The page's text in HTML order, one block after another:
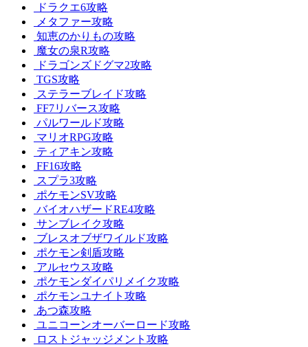
ドラクエ6攻略
メタファー攻略
知恵のかりもの攻略
魔女の泉R攻略
ドラゴンズドグマ2攻略
TGS攻略
ステラーブレイド攻略
FF7リバース攻略
パルワールド攻略
マリオRPG攻略
ティアキン攻略
FF16攻略
スプラ3攻略
ポケモンSV攻略
バイオハザードRE4攻略
サンブレイク攻略
ブレスオブザワイルド攻略
ポケモン剣盾攻略
アルセウス攻略
ポケモンダイパリメイク攻略
ポケモンユナイト攻略
あつ森攻略
ユニコーンオーバーロード攻略
ロストジャッジメント攻略